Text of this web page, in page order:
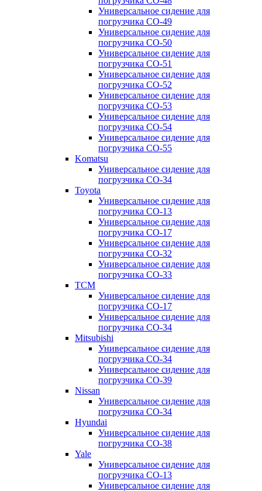
Универсальное сидение для
погрузчика CO-49
Универсальное сидение для
погрузчика CO-50
Универсальное сидение для
погрузчика CO-51
Универсальное сидение для
погрузчика CO-52
Универсальное сидение для
погрузчика CO-53
Универсальное сидение для
погрузчика CO-54
Универсальное сидение для
погрузчика CO-55
Komatsu
Универсальное сидение для
погрузчика CO-34
Toyota
Универсальное сидение для
погрузчика CO-13
Универсальное сидение для
погрузчика CO-17
Универсальное сидение для
погрузчика CO-32
Универсальное сидение для
погрузчика CO-33
TCM
Универсальное сидение для
погрузчика CO-17
Универсальное сидение для
погрузчика CO-34
Mitsubishi
Универсальное сидение для
погрузчика CO-34
Универсальное сидение для
погрузчика CO-39
Nissan
Универсальное сидение для
погрузчика CO-34
Hyundai
Универсальное сидение для
погрузчика CO-38
Yale
Универсальное сидение для
погрузчика CO-13
Универсальное сидение для